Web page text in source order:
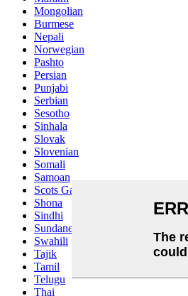
Mongolian
Burmese
Nepali
Norwegian
Pashto
Persian
Punjabi
Serbian
Sesotho
Sinhala
Slovak
Slovenian
Somali
Samoan
Scots Gaelic
Shona
Sindhi
Sundanese
Swahili
Tajik
Tamil
Telugu
Thai